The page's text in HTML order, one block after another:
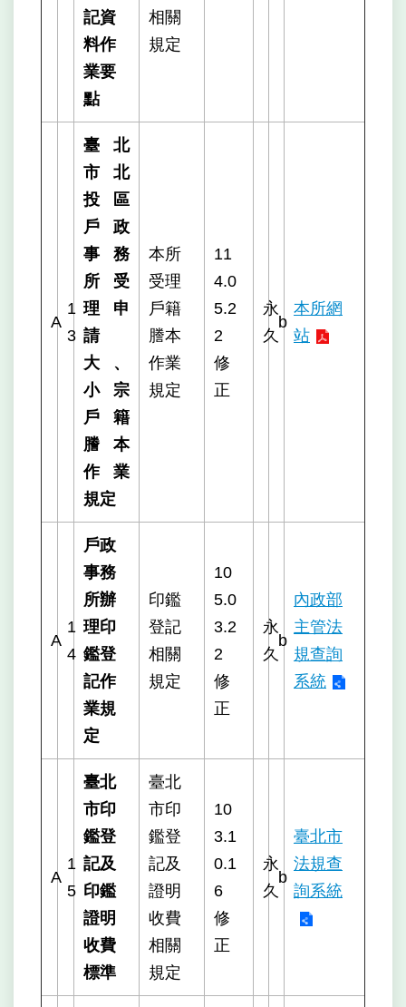
記資
料作
業要
點
相關
規定
A
1
3
臺北
市北
投區
戶政
事務
所受
理申
請
大、
小宗
戶籍
謄本
作業
規定
本所
受理
戶籍
謄本
作業
規定
11
4.0
5.2
2
修
正
永
久
b
本所網
站
A
1
4
戶政
事務
所辦
理印
鑑登
記作
業規
定
印鑑
登記
相關
規定
10
5.0
3.2
2
修
正
永
久
b
內政部
主管法
規查詢
系統
A
1
5
臺北
市印
鑑登
記及
印鑑
證明
收費
標準
臺北
市印
鑑登
記及
證明
收費
相關
規定
10
3.1
0.1
6
修
正
永
久
b
臺北市
法規查
詢系統